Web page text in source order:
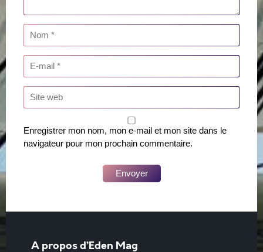
Enregistrer mon nom, mon e-mail et mon site dans le
navigateur pour mon prochain commentaire.
A propos d’Eden Mag